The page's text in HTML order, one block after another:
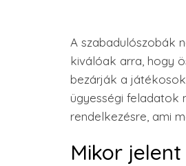
A szabadulószobák
kiválóak arra, hogy
bezárják a
ügyességi feladatok
rendelkezésre, ami
Mikor